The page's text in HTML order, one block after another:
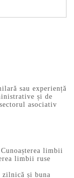
sau experiență
și de
asociativ
limbii
limbii ruse
și buna